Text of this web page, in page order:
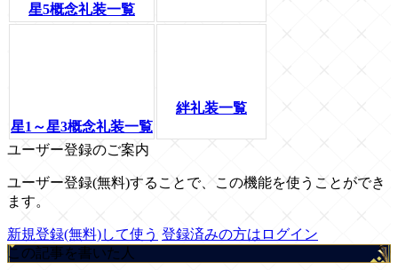
星5概念礼装一覧
星1～星3概念礼装一覧
絆礼装一覧
ユーザー登録のご案内
ユーザー登録(無料)することで、この機能を使うことができ
ます。
新規登録(無料)して使う 登録済みの方はログイン
この記事を書いた人